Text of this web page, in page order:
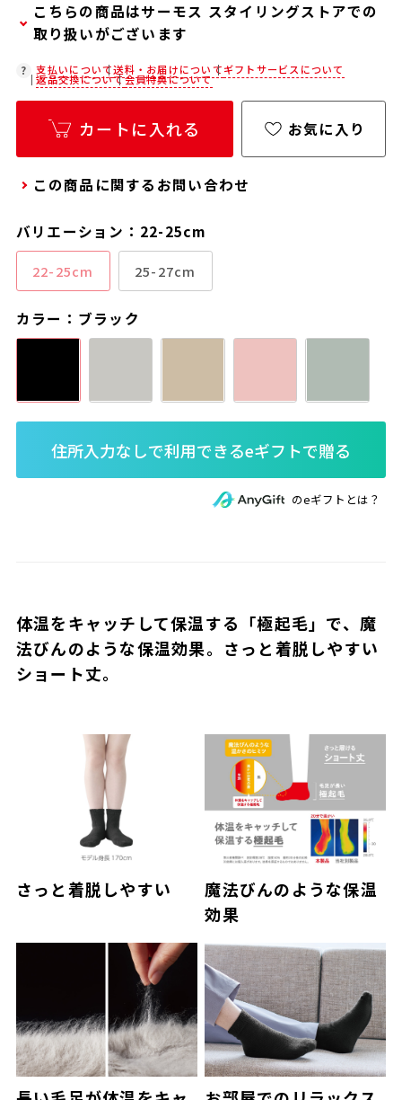
当商品は弊社でのお包みには対応しておりませ
ん。
お客様ご自身で包装する際にお使いいただけるギ
フト用品をご用意しておりますので、セルフラッ
ピング用のギフトバッグや手提げ袋が必要な場合
は、以下より合わせてご購入ください。
通常商品用ギフト用品
パーソナライズサービス用ギフト用品
こちらの商品はサーモス スタイリングストアでの
取り扱いがございます
在庫状況につきましては、各店舗までお電話にて
ご確認ください。
店舗紹介ページ
支払いについて送料・お届けについてギフトサービスについて
返品交換について会員特典について
カートに入れる お気に入り
この商品に関するお問い合わせ
バリエーション：22-25cm
22-25cm 25-27cm
カラー：ブラック
のeギフトとは？
体温をキャッチして保温する「極起毛」で、魔
法びんのような保温効果。さっと着脱しやすい
ショート丈。
さっと着脱しやすい
魔法びんのような保温
効果